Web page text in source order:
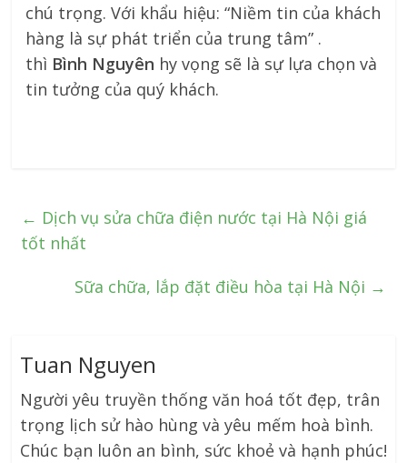
chú trọng. Với khẩu hiệu: “Niềm tin của khách
hàng là sự phát triển của trung tâm” .
thì Bình Nguyên hy vọng sẽ là sự lựa chọn và
tin tưởng của quý khách.
← Dịch vụ sửa chữa điện nước tại Hà Nội giá
tốt nhất
Sữa chữa, lắp đặt điều hòa tại Hà Nội →
Tuan Nguyen
Người yêu truyền thống văn hoá tốt đẹp, trân
trọng lịch sử hào hùng và yêu mếm hoà bình.
Chúc bạn luôn an bình, sức khoẻ và hạnh phúc!